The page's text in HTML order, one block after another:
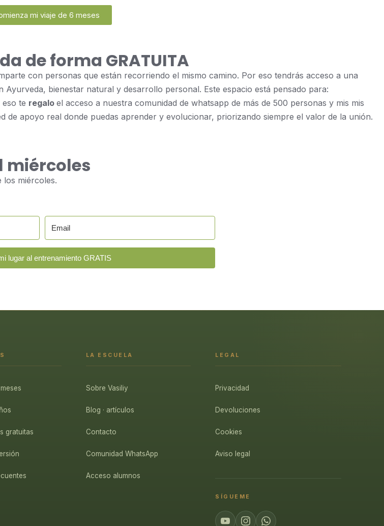
mi viaje de 6 meses
de forma GRATUITA
con personas que están recorriendo el mismo camino. Por eso tendrás acceso a una
bienestar natural y desarrollo personal. Este espacio está pensado para:
te regalo el acceso a nuestra comunidad de whatsapp de más de 500 personas y mis mis
apoyo real donde puedas aprender y evolucionar, priorizando siempre el valor de la unión.
miércoles
los miércoles.
lugar al entrenamiento GRATIS
gratuitas
LA ESCUELA
Sobre Vasiliy
Blog · artículos
Contacto
Comunidad WhatsApp
Acceso alumnos
LEGAL
Privacidad
Devoluciones
Cookies
Aviso legal
SÍGUEME